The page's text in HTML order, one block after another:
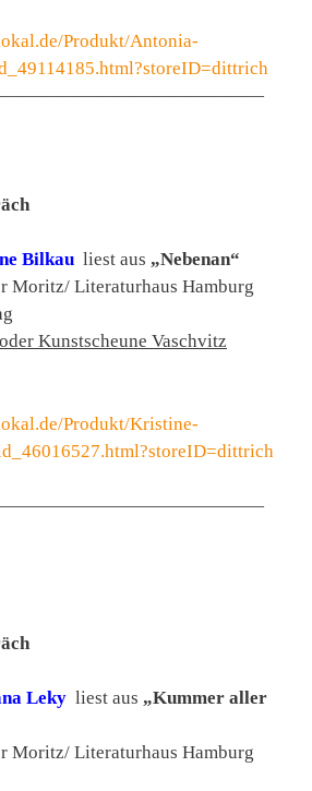
Produkt/Antonia-
Bilkau liest aus „Nebenan“
Moritz/ Literaturhaus Hamburg
Kunstscheune Vaschvitz
Produkt/Kristine-
Leky liest aus „Kummer aller
Moritz/ Literaturhaus Hamburg